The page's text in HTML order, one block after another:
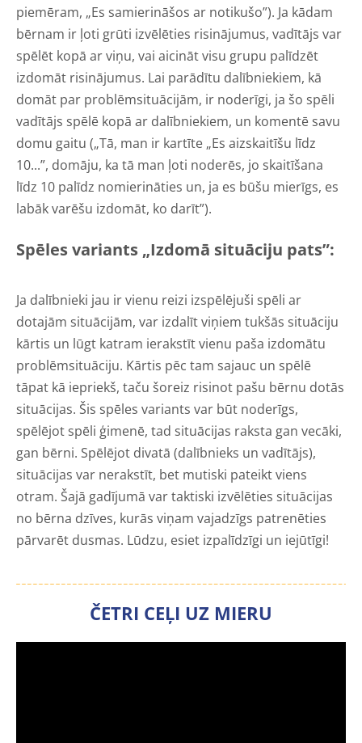
piemēram, „Es samierināšos ar notikušo”). Ja kādam
bērnam ir ļoti grūti izvēlēties risinājumus, vadītājs var
spēlēt kopā ar viņu, vai aicināt visu grupu palīdzēt
izdomāt risinājumus. Lai parādītu dalībniekiem, kā
domāt par problēmsituācijām, ir noderīgi, ja šo spēli
vadītājs spēlē kopā ar dalībniekiem, un komentē savu
domu gaitu („Tā, man ir kartīte „Es aizskaitīšu līdz
10...”, domāju, ka tā man ļoti noderēs, jo skaitīšana
līdz 10 palīdz nomierināties un, ja es būšu mierīgs, es
labāk varēšu izdomāt, ko darīt”).
Spēles variants „Izdomā situāciju pats”:
Ja dalībnieki jau ir vienu reizi izspēlējuši spēli ar
dotajām situācijām, var izdalīt viņiem tukšās situāciju
kārtis un lūgt katram ierakstīt vienu paša izdomātu
problēmsituāciju. Kārtis pēc tam sajauc un spēlē
tāpat kā iepriekš, taču šoreiz risinot pašu bērnu dotās
situācijas. Šis spēles variants var būt noderīgs,
spēlējot spēli ģimenē, tad situācijas raksta gan vecāki,
gan bērni. Spēlējot divatā (dalībnieks un vadītājs),
situācijas var nerakstīt, bet mutiski pateikt viens
otram. Šajā gadījumā var taktiski izvēlēties situācijas
no bērna dzīves, kurās viņam vajadzīgs patrenēties
pārvarēt dusmas. Lūdzu, esiet izpalīdzīgi un iejūtīgi!
ČETRI CEĻI UZ MIERU